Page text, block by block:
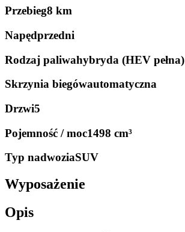
Przebieg8 km
Napędprzedni
Rodzaj paliwahybryda (HEV pełna)
Skrzynia biegówautomatyczna
Drzwi5
Pojemność / moc1498 cm³
Typ nadwoziaSUV
Wyposażenie
Opis